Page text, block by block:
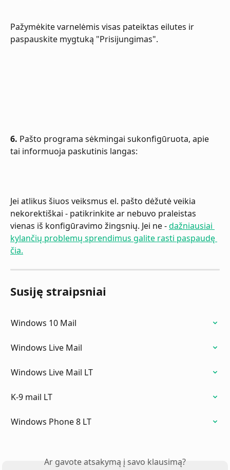
Pažymėkite varnelėmis visas pateiktas eilutes ir
paspauskite mygtuką "Prisijungimas".
6. Pašto programa sėkmingai sukonfigūruota, apie
tai informuoja paskutinis langas:
Jei atlikus šiuos veiksmus el. pašto dėžutė veikia
nekorektiškai - patikrinkite ar nebuvo praleistas
vienas iš konfigūravimo žingsnių. Jei ne - dažniausiai
kylančių problemų sprendimus galite rasti paspaudę
čia.
Susiję straipsniai
Windows 10 Mail
Windows Live Mail
Windows Live Mail LT
K-9 mail LT
Windows Phone 8 LT
Ar gavote atsakymą į savo klausimą?